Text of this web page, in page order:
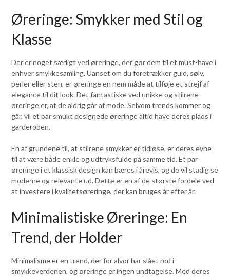
Øreringe: Smykker med Stil og
Klasse
Der er noget særligt ved øreringe, der gør dem til et must-have i
enhver smykkesamling. Uanset om du foretrækker guld, sølv,
perler eller sten, er øreringe en nem måde at tilføje et strejf af
elegance til dit look. Det fantastiske ved unikke og stilrene
øreringe er, at de aldrig går af mode. Selvom trends kommer og
går, vil et par smukt designede øreringe altid have deres plads i
garderoben.
En af grundene til, at stilrene smykker er tidløse, er deres evne
til at være både enkle og udtryksfulde på samme tid. Et par
øreringe i et klassisk design kan bæres i årevis, og de vil stadig se
moderne og relevante ud. Dette er en af de største fordele ved
at investere i kvalitetsøreringe, der kan bruges år efter år.
Minimalistiske Øreringe: En
Trend, der Holder
Minimalisme er en trend, der for alvor har slået rod i
smykkeverdenen, og øreringe er ingen undtagelse. Med deres